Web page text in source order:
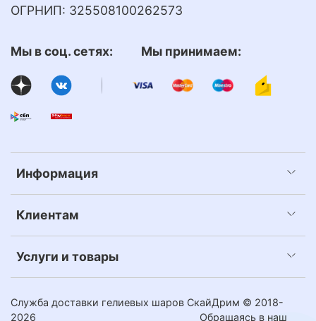
Информация
Клиентам
Услуги и товары
ОГРНИП: 325508100262573
Мы в соц. сетях: Мы принимаем:
Служба доставки гелиевых шаров СкайДрим © 2018-
2026 Обращаясь в наш